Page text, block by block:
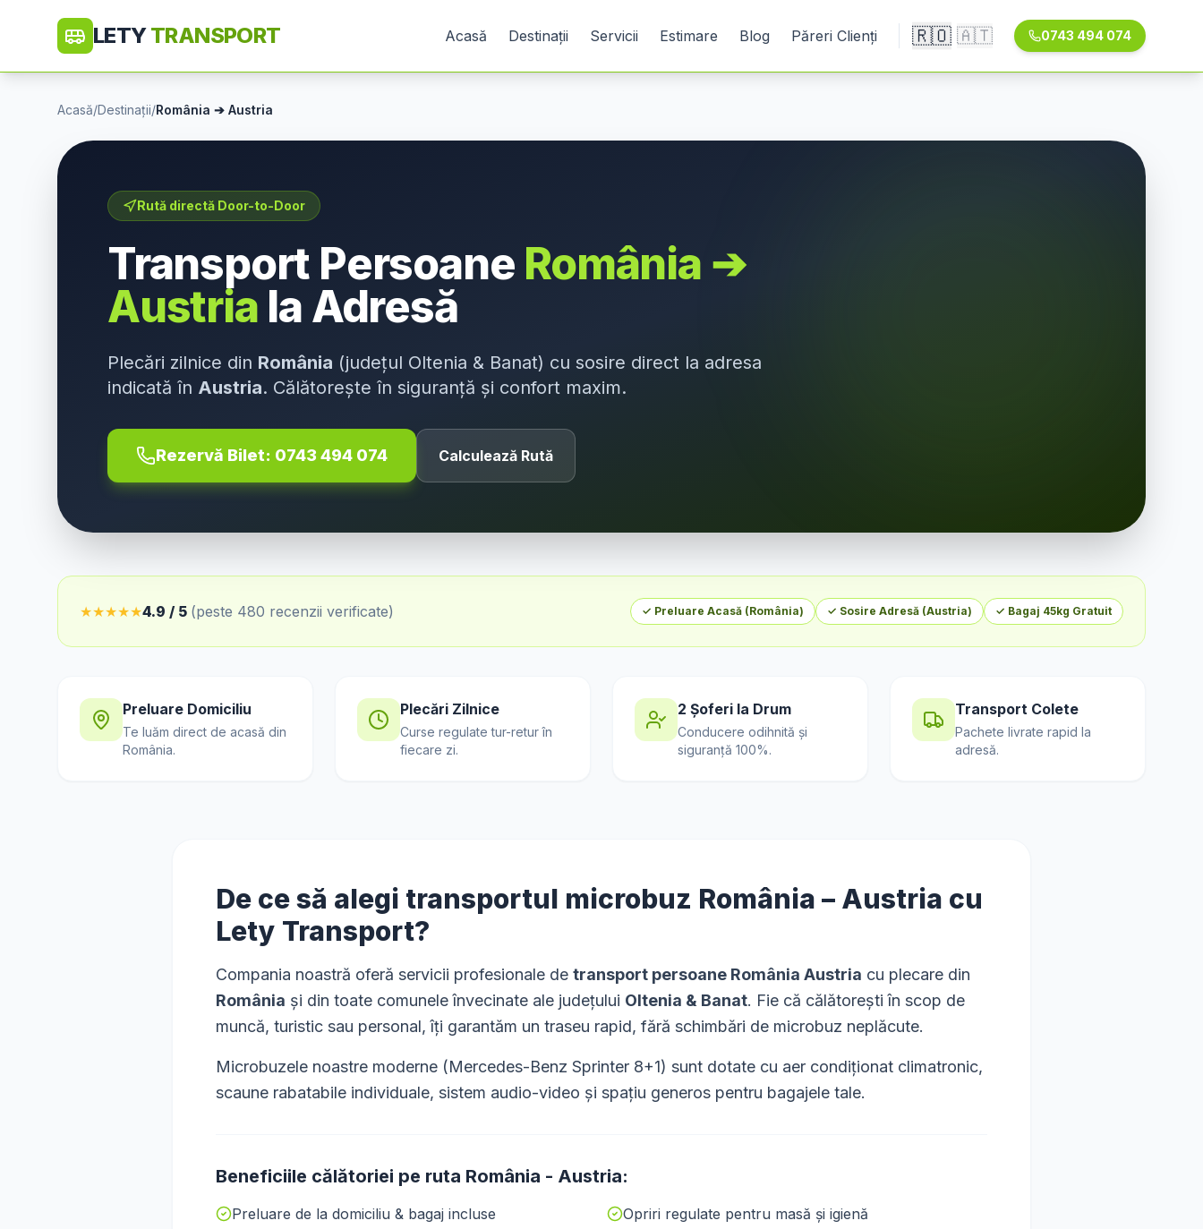
LETYTRANSPORT Acasă Destinații Servicii Estimare Blog Păreri Clienți 🇷🇴 🇦🇹 0743 494 074
Acasă/Destinații/România ➔ Austria
Rută directă Door-to-Door
Transport Persoane România ➔
Austria la Adresă
Plecări zilnice din România (județul Oltenia & Banat) cu sosire direct la adresa
indicată în Austria. Călătorește în siguranță și confort maxim.
Rezervă Bilet: 0743 494 074 Calculează Rută
★★★★★4.9 / 5 (peste 480 recenzii verificate) ✓ Preluare Acasă (România) ✓ Sosire Adresă (Austria) ✓ Bagaj 45kg Gratuit
Preluare Domiciliu
Te luăm direct de acasă din
România.
Plecări Zilnice
Curse regulate tur-retur în
fiecare zi.
2 Șoferi la Drum
Conducere odihnită și
siguranță 100%.
Transport Colete
Pachete livrate rapid la
adresă.
De ce să alegi transportul microbuz România – Austria cu
Lety Transport?
Compania noastră oferă servicii profesionale de transport persoane România Austria cu plecare din
România și din toate comunele învecinate ale județului Oltenia & Banat. Fie că călătorești în scop de
muncă, turistic sau personal, îți garantăm un traseu rapid, fără schimbări de microbuz neplăcute.
Microbuzele noastre moderne (Mercedes-Benz Sprinter 8+1) sunt dotate cu aer condiționat climatronic,
scaune rabatabile individuale, sistem audio-video și spațiu generos pentru bagajele tale.
Beneficiile călătoriei pe ruta România - Austria:
Preluare de la domiciliu & bagaj incluse
Opriri regulate pentru masă și igienă